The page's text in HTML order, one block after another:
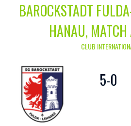
BAROCKSTADT
HANAU,
CLUB
5-0